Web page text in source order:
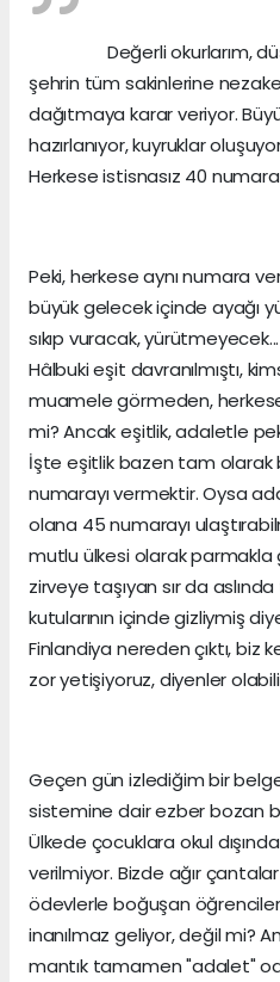
Değerli okurlarım,
şehrin tüm sakinlerine
dağıtmaya karar veriyor.
hazırlanıyor, kuyruklar
Herkese istisnasız 40
Peki, herkese aynı numara
büyük gelecek içinde ayağı
sıkıp vuracak,
Hâlbuki eşit davranılmıştı,
muamele görmeden,
mi? Ancak eşitlik, adaletle
İşte eşitlik bazen tam olarak
numarayı vermektir. Oysa
olana 45 numarayı
mutlu ülkesi olarak parmakla
zirveye taşıyan sır da
kutularının içinde gizliymiş
Finlandiya nereden çıktı, biz
zor yetişiyoruz, diyenler
Geçen gün izlediğim bir
sistemine dair ezber bozan
Ülkede çocuklara okul
verilmiyor. Bizde ağır
ödevlerle boğuşan
inanılmaz geliyor, değil mi?
mantık tamamen "adalet"